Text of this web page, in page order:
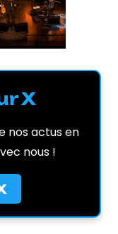
X
nos actus en
nous !